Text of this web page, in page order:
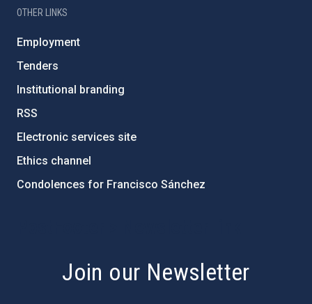
OTHER LINKS
Employment
Tenders
Institutional branding
RSS
Electronic services site
Ethics channel
Condolences for Francisco Sánchez
Join our Newsletter